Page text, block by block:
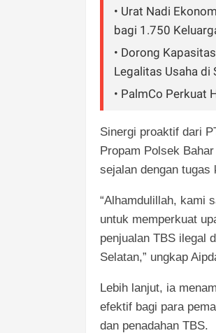
• Urat Nadi
bagi 1.750
• Dorong
Legalitas Usaha di
• PalmCo Perkuat
Sinergi proaktif dari
Propam Polsek
sejalan dengan
“Alhamdulillah, kami
untuk memperkuat
penjualan TBS ilegal
Selatan,” ungkap
Lebih lanjut, ia
efektif bagi para
dan penadahan TBS.